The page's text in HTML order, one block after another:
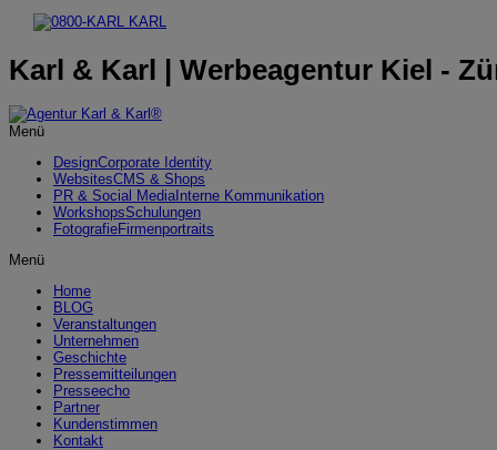
Karl & Karl | Werbeagentur Kiel -
Menü
DesignCorporate Identity
WebsitesCMS & Shops
PR & Social Media Interne Kommunikation
WorkshopsSchulungen
FotografieFirmenportraits
Menü
Home
BLOG
Veranstaltungen
Unternehmen
Geschichte
Pressemitteilungen
Presseecho
Partner
Kundenstimmen
Kontakt